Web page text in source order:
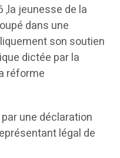
,la jeunesse de la
dans une
son soutien
dictée par la
réforme
une déclaration
légal de